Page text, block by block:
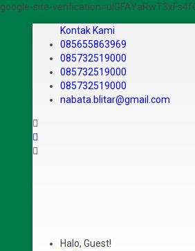
google-site-
Kontak Kami
085655863969
085732519000
085732519000
085732519000
nabata.blitar@gmail.com
Halo, Guest!